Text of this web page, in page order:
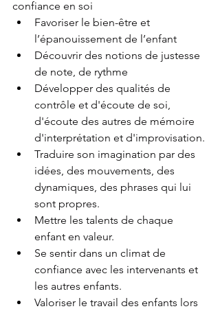
confiance en soi
Favoriser le bien-être et
l’épanouissement de l’enfant
Découvrir des notions de justesse
de note, de rythme
Développer des qualités de
contrôle et d'écoute de soi,
d'écoute des autres de mémoire
d'interprétation et d'improvisation.
Traduire son imagination par des
idées, des mouvements, des
dynamiques, des phrases qui lui
sont propres.
Mettre les talents de chaque
enfant en valeur.
Se sentir dans un climat de
confiance avec les intervenants et
les autres enfants.
Valoriser le travail des enfants lors